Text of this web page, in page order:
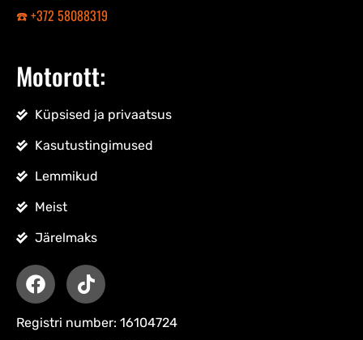
☎️ +372 58088319
Motorott:
Küpsised ja privaatsus
Kasutustingimused
Lemmikud
Meist
Järelmaks
Registri number: 16104724